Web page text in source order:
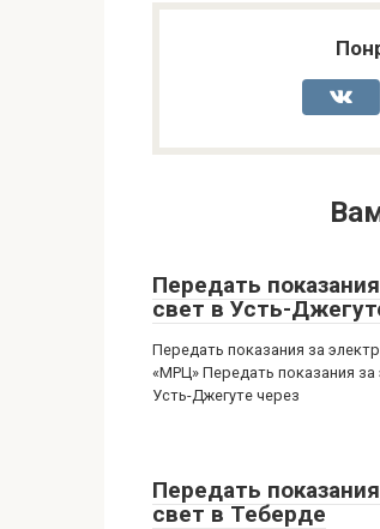
Передать
свет в Усть-
Передать показания за
«МРЦ» Передать показания
Усть-Джегуте через
Передать
свет в Теберде